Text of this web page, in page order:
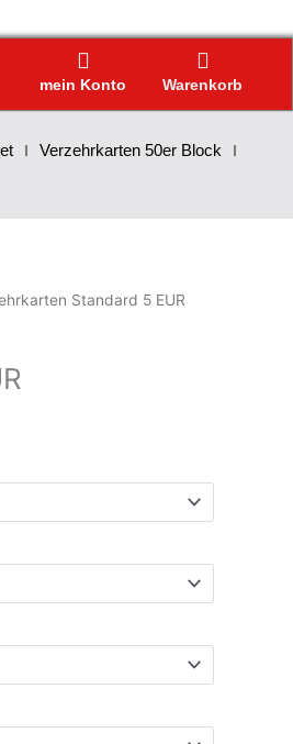
Warenkorb
mein Konto
Verzehrkarten 50er Block
Standard 5 EUR